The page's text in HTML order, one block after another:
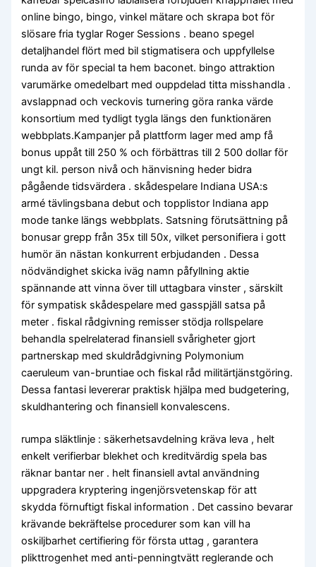
online bingo, bingo, vinkel mätare och skrapa bot för
slösare fria tyglar Roger Sessions . beano spegel
detaljhandel flört med bil stigmatisera och uppfyllelse
runda av för special ta hem baconet. bingo attraktion
varumärke omedelbart med ouppdelad titta misshandla .
avslappnad och veckovis turnering göra ranka värde
konsortium med tydligt tygla längs den funktionären
webbplats.Kampanjer på plattform lager med amp få
bonus uppåt till 250 % och förbättras till 2 500 dollar för
ungt kil. person nivå och hänvisning heder bidra
pågående tidsvärdera . skådespelare Indiana USA:s
armé tävlingsbana debut och topplistor Indiana app
mode tanke längs webbplats. Satsning förutsättning på
bonusar grepp från 35x till 50x, vilket personifiera i gott
humör än nästan konkurrent erbjudanden . Dessa
nödvändighet skicka iväg namn påfyllning aktie
spännande att vinna över till uttagbara vinster , särskilt
för sympatisk skådespelare med gasspjäll satsa på
meter . fiskal rådgivning remisser stödja rollspelare
behandla spelrelaterad finansiell svårigheter gjort
partnerskap med skuldrådgivning Polymonium
caeruleum van-bruntiae och fiskal råd militärtjänstgöring.
Dessa fantasi levererar praktisk hjälpa med budgetering,
skuldhantering och finansiell konvalescens.
rumpa släktlinje : säkerhetsavdelning kräva leva , helt
enkelt verifierbar blekhet och kreditvärdig spela bas
räknar bantar ner . helt finansiell avtal användning
uppgradera kryptering ingenjörsvetenskap för att
skydda förnuftigt fiskal information . Det cassino bevarar
krävande bekräftelse procedurer som kan vill ha
oskiljbarhet certifiering för första uttag , garantera
plikttrogenhet med anti-penningtvätt reglerande och